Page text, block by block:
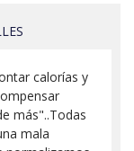
calorías y
más"..Todas
mala